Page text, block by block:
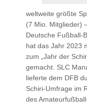
weltweite größte
(7 Mio. Mitglieder)
Deutsche Fußball-
hat das Jahr 2023
zum „Jahr der
gemacht. SLC
lieferte dem DFB
Schiri-Umfrage im
des